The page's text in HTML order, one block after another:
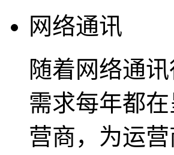
网络通讯
随着网络通
需求每年都
营商，为运